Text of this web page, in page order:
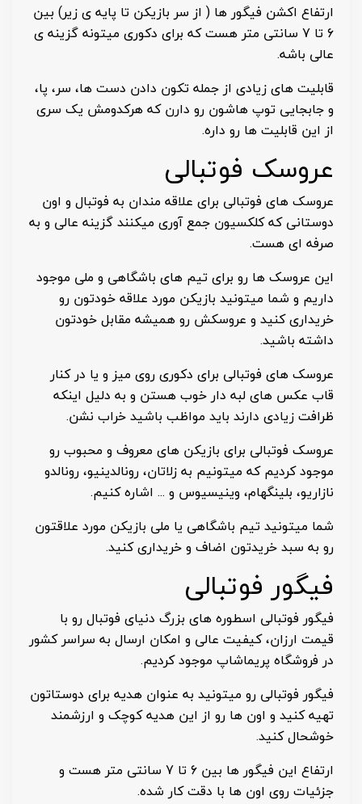
ارتفاع اکشن فیگور ها ( از سر بازیکن تا پایه ی زیر) بین
6 تا 7 سانتی متر هست که برای دکوری میتونه گزینه ی
عالی باشه.
قابلیت های زیادی از جمله تکون دادن دست ها، سر، پا،
و جابجایی توپ هاشون رو دارن که هرکدومش یک سری
از این قابلیت ها رو داره.
عروسک فوتبالی
عروسک های فوتبالی برای علاقه مندان به فوتبال و اون
دوستانی که کلکسیون جمع آوری میکنند گزینه عالی و به
صرفه ای هست.
این عروسک ها رو برای تیم های باشگاهی و ملی موجود
داریم و شما میتونید بازیکن مورد علاقه خودتون رو
خریداری کنید و عروسکش رو همیشه مقابل خودتون
داشته باشید.
عروسک های فوتبالی برای دکوری روی میز و یا در کنار
قاب عکس های لبه دار خوب هستن و به دلیل اینکه
ظرافت زیادی دارند باید مواظب باشید خراب نشن.
عروسک فوتبالی برای بازیکن های معروف و محبوب رو
موجود کردیم که میتونیم به زلاتان، رونالدینیو، رونالدو
نازاریو، بلینگهام، وینیسیوس و ... اشاره کنیم.
شما میتونید تیم باشگاهی یا ملی بازیکن مورد علاقتون
رو به سبد خریدتون اضاف و خریداری کنید.
فیگور فوتبالی
فیگور فوتبالی اسطوره های بزرگ دنیای فوتبال رو با
قیمت ارزان، کیفیت عالی و امکان ارسال به سراسر کشور
در فروشگاه پریماشاپ موجود کردیم.
فیگور فوتبالی رو میتونید به عنوان هدیه برای دوستاتون
تهیه کنید و اون ها رو از این هدیه کوچک و ارزشمند
خوشحال کنید.
ارتفاع این فیگور ها بین 6 تا 7 سانتی متر هست و
جزئیات روی اون ها با دقت کار شده.